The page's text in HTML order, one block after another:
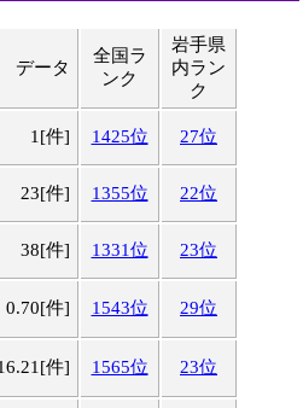
データ
全国ラ
ンク
岩手県
内ラン
ク
1[件] 1425位 27位
23[件] 1355位 22位
38[件] 1331位 23位
0.70[件] 1543位 29位
件] 1565位 23位